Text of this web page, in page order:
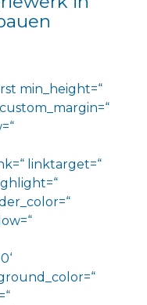
min_height=“
linktarget=“